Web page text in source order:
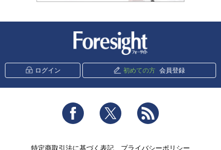
ログイン 初めての方 会員登録
Facebook Twitter
特定商取引法に基づく表記
プライバシーポリシー